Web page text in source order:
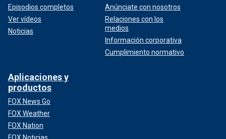
Episodios completos
Ver vídeos
Noticias
Anúnciate con nosotros
Relaciones con los
medios
Información corporativa
Cumplimiento normativo
Aplicaciones y
productos
FOX News Go
FOX Weather
FOX Nation
FOX Noticias